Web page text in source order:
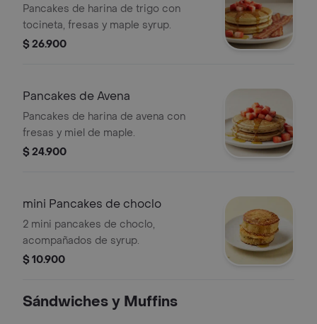
Pancakes de harina de trigo con
tocineta, fresas y maple syrup.
$ 26.900
Pancakes de Avena
Pancakes de harina de avena con
fresas y miel de maple.
$ 24.900
mini Pancakes de choclo
2 mini pancakes de choclo,
acompañados de syrup.
$ 10.900
Sándwiches y Muffins